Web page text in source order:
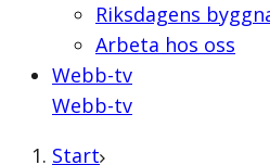
Riksdagens
Arbeta hos oss
Webb-tv
Webb-tv
Start